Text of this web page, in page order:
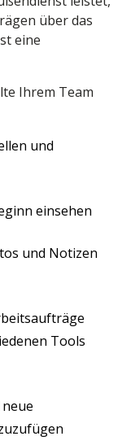
über das
eine
Ihrem Team
und
einsehen
und Notizen
Tools